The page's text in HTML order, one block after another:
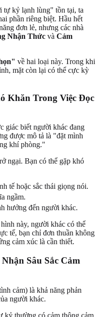
tự kỷ lạnh lùng" tồn tại, ta
phần riêng biệt. Hầu hết
đơn lẻ, nhưng các nhà
Nhận Thức và Cảm
về hai loại này. Trong khi
mặt còn lại có thể cực kỳ
Khăn Trong Việc Đọc
giác biết người khác đang
được mô tả là "đặt mình
khí phòng."
ngại. Bạn có thể gặp khó
tế hoặc sắc thái giọng nói.
ngầm.
hưởng đến người khác.
này, người khác có thể
tế, bạn chỉ đơn thuần không
cảm xúc là cần thiết.
Sâu Sắc Cảm
cảm) là khả năng phản
người khác.
kỷ thường có cảm thông cảm